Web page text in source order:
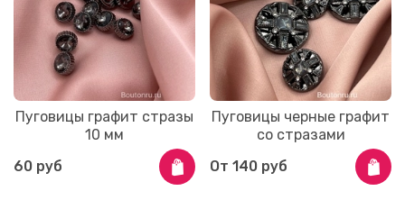
Пуговицы графит стразы
10 мм
60 руб
Пуговицы черные графит
со стразами
От 140 руб